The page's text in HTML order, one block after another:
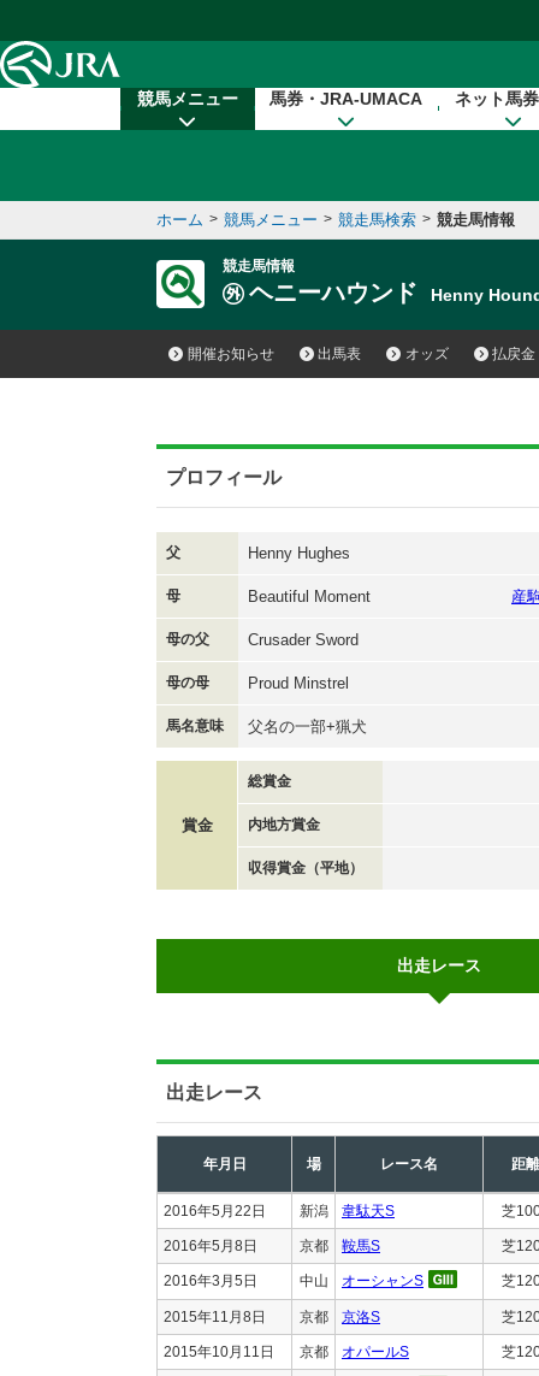
競馬メニュー 馬券・JRA-UMACA ネット馬
ホーム > 競馬メニュー > 競走馬検索 > 競走馬情報
競走馬情報
ヘニーハウンド Henny
開催お知らせ 出馬表 オッズ 払戻金
プロフィール
父 Henny Hughes
母 Beautiful Moment 産
母の父 Crusader Sword
母の母 Proud Minstrel
馬名意味 父名の一部+猟犬
賞金
総賞金
内地方賞金
収得賞金（平地）
出走レース
出走レース
年月日 場 レース名 距離
2016年5月22日 新潟 韋駄天S 芝
2016年5月8日 京都 鞍馬S 芝
2016年3月5日 中山 オーシャンS 芝
2015年11月8日 京都 京洛S 芝
2015年10月11日 京都 オパールS 芝